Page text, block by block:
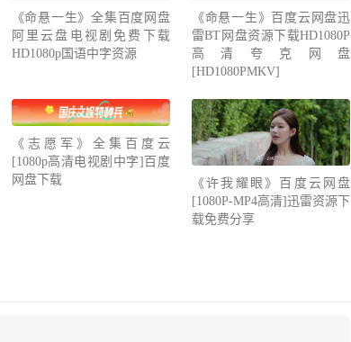
《命悬一生》全集百度网盘
阿里云盘电视剧免费下载
HD1080p国语中字资源
《命悬一生》百度云网盘迅
雷BT网盘资源下载HD1080P
高清夸克网盘
[HD1080PMKV]
《志愿军》全集百度云
[1080p高清电视剧中字]百度
网盘下载
《许我耀眼》百度云网盘
[1080P-MP4高清]迅雷资源下
载免费分享